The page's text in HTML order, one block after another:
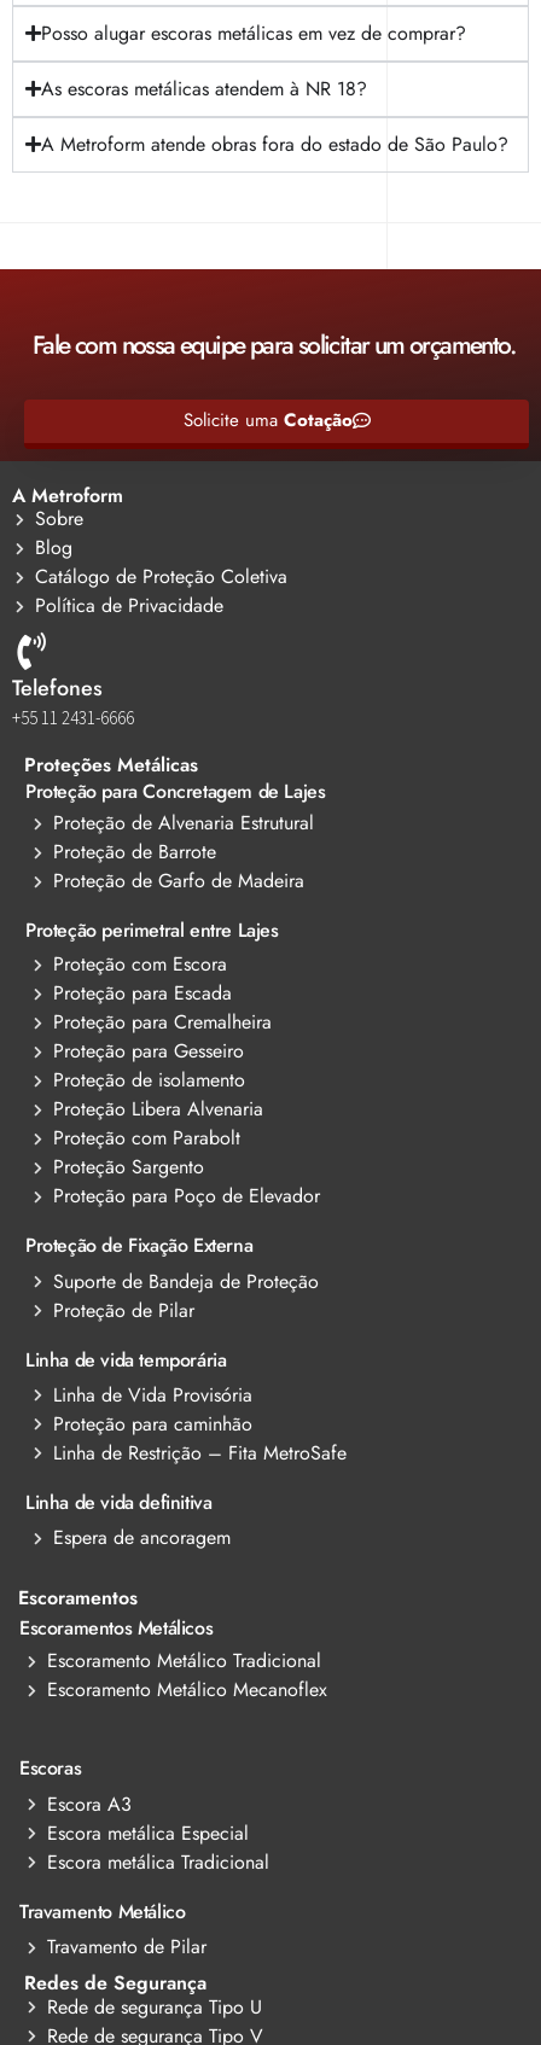
Posso alugar escoras metálicas em vez de comprar?
As escoras metálicas atendem à NR 18?
A Metroform atende obras fora do estado de São Paulo?
Fale com nossa equipe para solicitar um orçamento.
Solicite uma Cotação
A Metroform
Sobre
Blog
Catálogo de Proteção Coletiva
Política de Privacidade
Telefones
+55 11 2431-6666
Proteções Metálicas
Proteção para Concretagem de Lajes
Proteção de Alvenaria Estrutural
Proteção de Barrote
Proteção de Garfo de Madeira
Proteção perimetral entre Lajes
Proteção com Escora
Proteção para Escada
Proteção para Cremalheira
Proteção para Gesseiro
Proteção de isolamento
Proteção Libera Alvenaria
Proteção com Parabolt
Proteção Sargento
Proteção para Poço de Elevador
Proteção de Fixação Externa
Suporte de Bandeja de Proteção
Proteção de Pilar
Linha de vida temporária
Linha de Vida Provisória
Proteção para caminhão
Linha de Restrição – Fita MetroSafe
Linha de vida definitiva
Espera de ancoragem
Escoramentos
Escoramentos Metálicos
Escoramento Metálico Tradicional
Escoramento Metálico Mecanoflex
Escoras
Escora A3
Escora metálica Especial
Escora metálica Tradicional
Travamento Metálico
Travamento de Pilar
Redes de Segurança
Rede de segurança Tipo U
Rede de segurança Tipo V